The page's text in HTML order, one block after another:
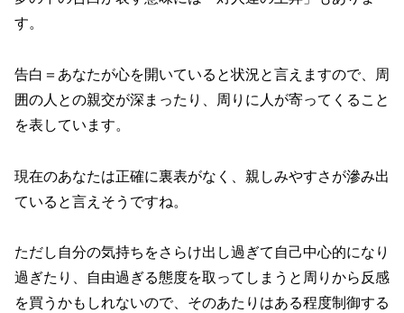
す。
告白＝あなたが心を開いていると状況と言えますので、周
囲の人との親交が深まったり、周りに人が寄ってくること
を表しています。
現在のあなたは正確に裏表がなく、親しみやすさが滲み出
ていると言えそうですね。
ただし自分の気持ちをさらけ出し過ぎて自己中心的になり
過ぎたり、自由過ぎる態度を取ってしまうと周りから反感
を買うかもしれないので、そのあたりはある程度制御する